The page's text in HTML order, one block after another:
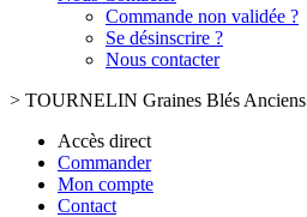
Commande non validée ?
Se désinscrire ?
Nous contacter
> TOURNELIN Graines Blés Anciens
Accès direct
Commander
Mon compte
Contact